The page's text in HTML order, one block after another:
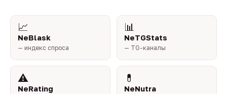
📈
NeBlask
— индекс спроса
📊
NeTGStats
— TG-каналы
⚠️
NeRating
💊
NeNutra